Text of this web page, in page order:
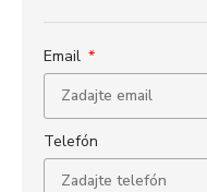
Email
Telefón